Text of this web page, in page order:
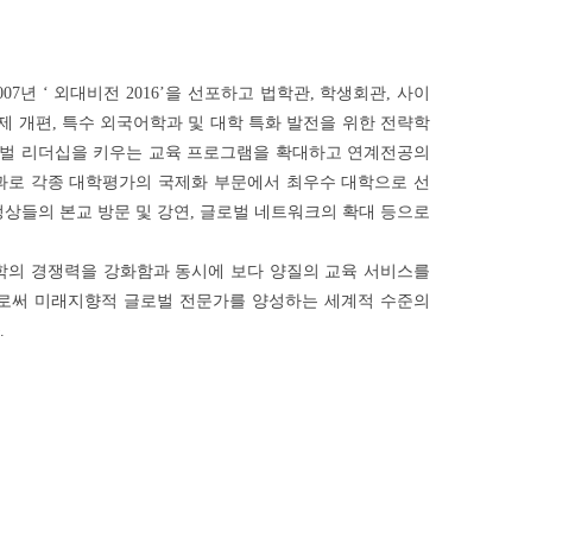
‘ 외대비전 2016’을 선포하고 법학관, 학생회관, 사이
개편, 특수 외국어학과 및 대학 특화 발전을 위한 전략학
리더십을 키우는 교육 프로그램을 확대하고 연계전공의
각종 대학평가의 국제화 부문에서 최우수 대학으로 선
들의 본교 방문 및 강연, 글로벌 네트워크의 확대 등으로
경쟁력을 강화함과 동시에 보다 양질의 교육 서비스를
미래지향적 글로벌 전문가를 양성하는 세계적 수준의